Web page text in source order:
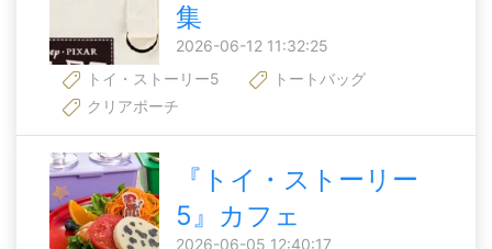
集
2026-06-12 11:32:25
トイ・ストーリー5
トートバッグ
クリアポーチ
『トイ・ストーリー
5』カフェ
2026-06-05 12:40:17